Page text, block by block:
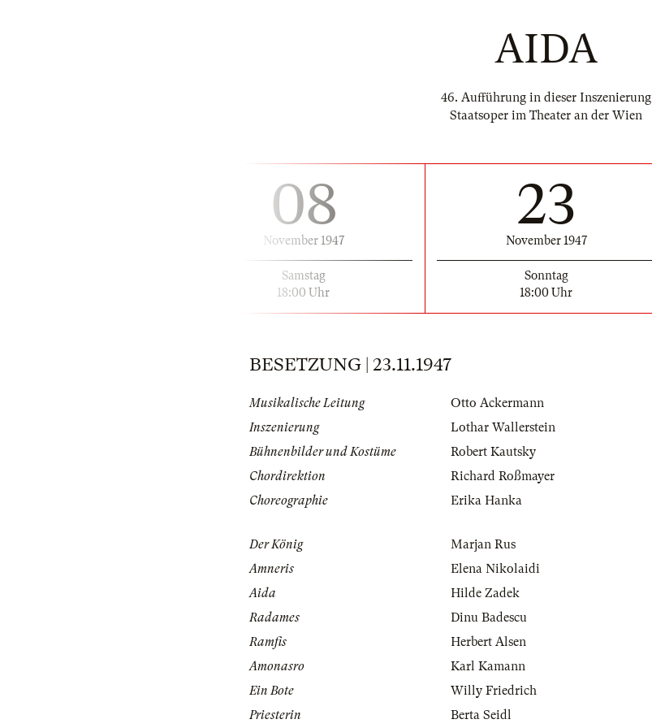
AIDA
46. Aufführung in dieser Inszenierung
Staatsoper im Theater an der Wien
08
November 1947
Samstag
18:00 Uhr
23
November 1947
Sonntag
18:00 Uhr
BESETZUNG | 23.11.1947
Musikalische Leitung
Otto Ackermann
Inszenierung
Lothar Wallerstein
Bühnenbilder und Kostüme
Robert Kautsky
Chordirektion
Richard Roßmayer
Choreographie
Erika Hanka
Der König
Marjan Rus
Amneris
Elena Nikolaidi
Aida
Hilde Zadek
Radames
Dinu Badescu
Ramfis
Herbert Alsen
Amonasro
Karl Kamann
Ein Bote
Willy Friedrich
Priesterin
Berta Seidl